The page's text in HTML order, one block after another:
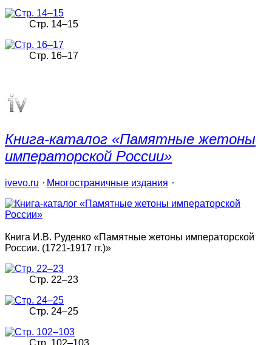
Стр. 14–15
Стр. 16–17
Книга-каталог «Памятные жетоны
императорской России»
ivevo.ru ⋅ Многостраничные издания ⋅
Книга И.В. Руденко «Памятные жетоны императорской
России. (1721-1917 гг.)»
Стр. 22–23
Стр. 24–25
Стр. 102–103